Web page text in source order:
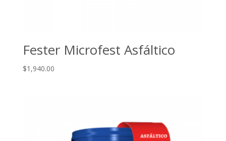
Fester Microfest Asfáltico
$1,940.00